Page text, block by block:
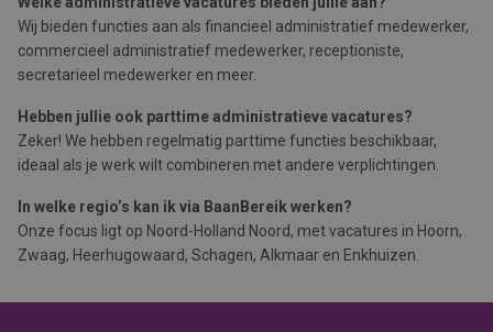
Wij bieden functies aan als financieel administratief medewerker,
commercieel administratief medewerker, receptioniste,
secretarieel medewerker en meer.
Hebben jullie ook parttime administratieve vacatures?
Zeker! We hebben regelmatig parttime functies beschikbaar,
ideaal als je werk wilt combineren met andere verplichtingen.
In welke regio’s kan ik via BaanBereik werken?
Onze focus ligt op Noord-Holland Noord, met vacatures in Hoorn,
Zwaag, Heerhugowaard, Schagen, Alkmaar en Enkhuizen.